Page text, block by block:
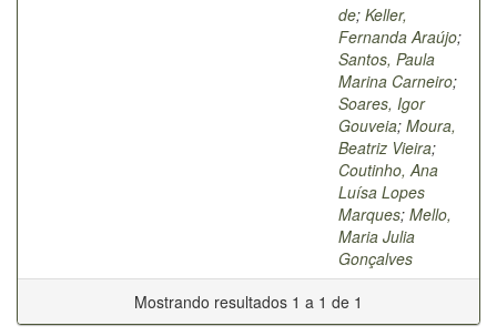
de; Keller,
Fernanda Araújo;
Santos, Paula
Marina Carneiro;
Soares, Igor
Gouveia; Moura,
Beatriz Vieira;
Coutinho, Ana
Luísa Lopes
Marques; Mello,
Maria Julia
Gonçalves
Mostrando resultados 1 a 1 de 1